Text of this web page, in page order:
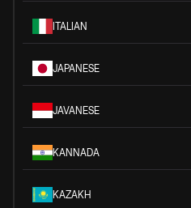
ITALIAN
JAPANESE
JAVANESE
KANNADA
KAZAKH